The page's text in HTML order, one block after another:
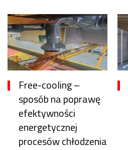
Free-cooling –
sposób na poprawę
efektywności
energetycznej
procesów chłodzenia